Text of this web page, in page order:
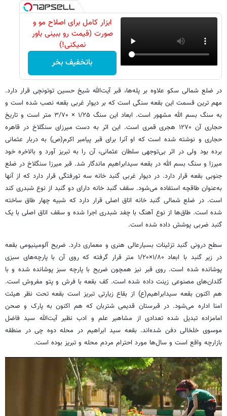
ابزار کامل برای اصلاح مو و
صورت (قیمت رو ببینی باور
نمیکنی!)
باتخفیف بخر
در ضلع شمالی سکو علاوه بر پله‌ها، قبر آیت‌الله شیخ حسین توتونچی قرار دارد.
مهم ترین قسمت این بقعه سنگی است که بر دیوار غربی بقعه نصب شده است و
به سنگ بسم الله مشهور است. ابعاد این سنگ ۱/۲۵ × ۳/۷۰ متر است و تاریخ
حجاری آن ۱۲۷۰ هجری قمری است. این اثر به دست میرزای سنگلاخ در قاهره
حجاری و نوشته شده است که او آنرا برای قبر پیامبر اکرم(ص) به دربار عثمانی
برده بود ولی در اثر بی‌توجهی سلطان عثمانی، آن را به تبریز آورد و بالاخره خود
میرزا و سنگ بسم الله در بقعه سیدابراهیم ماندگار شد. قبر میرزا سنگلاخ در ضلع
جنوبی بقعه قرار دارد. در دیوار غربی گنبد خانه سه تورفتگی قرار دارد که از آنها
به‌عنوان طاقچه استفاده می‌شود. سقف گنبد خانه دارای دو گنبد از نوع شبدری کند
است. در ضلع شمالی گنبد خانه اتاق اصلی قرار دارد که شبیه چهار طاق ساخته
شده است. طاق‌ها از نوع آهنگ با چفد شبدری اجرا شده و سقف اتاق اصلی با یک
گنبد ضربی پوشش داده شده است.
سطح درونی گنبد تزئینات بسیارعالی هنری و معماری دارد. ضریح آلومینیومی بقعه
در زیر گنبد با ابعاد ۱/۸۰×۱/۲۰ متر قرار گرفته که روی آن با پارچه‌های سبزی
پوشانده شده است. روی قبر نیز همچون ضریح با پارچه سبز پوشانده شده و با
گلدان‌های مصنوعی زینت داده شده است. کف بقعه با فرش و پتو مفروش است.
هم اکنون بقعه سیدابراهیم(ع) از بقاع زیارتی تبریز است بقعه تحت نظر هیئت
امنا اداره می‌شود. در قبرستان قدیمی شتربان که هم اکنون به پارک و صحن
امامزاده تبدیل شده تعدادی از مشاهیر علم و ادب نظیر آیت‌الله سید فاضل
موسوی خلخالی دفن شده‌اند. بقعه سید ابراهیم در محله دوه چی در منطقه
بازارچه واقع است و سال‌ها مورد احترام مردم محله و تبریز بوده است.